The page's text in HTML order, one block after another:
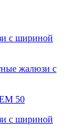
с шириной
жалюзи с
50
с шириной